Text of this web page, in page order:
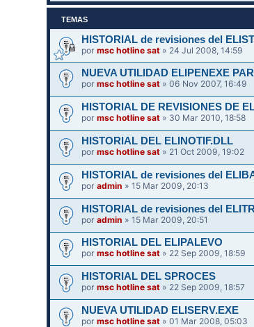
TEMAS
HISTORIAL de revisiones del
pormsc hotline sat » 24 Jul 2008, 14:59
NUEVA UTILIDAD ELIPENEXE
pormsc hotline sat » 06 Nov 2007, 16:49
HISTORIAL DE REVISIONES DE
pormsc hotline sat » 30 Mar 2010, 18:58
HISTORIAL DEL ELINOTIF.DLL
pormsc hotline sat » 21 Oct 2009, 19:02
HISTORIAL de revisiones del
poradmin » 15 Mar 2009, 20:13
HISTORIAL de revisiones del
poradmin » 15 Mar 2009, 20:51
HISTORIAL DEL ELIPALEVO
pormsc hotline sat » 22 Sep 2009, 18:59
HISTORIAL DEL SPROCES
pormsc hotline sat » 22 Sep 2009, 18:57
NUEVA UTILIDAD ELISERV.EXE
pormsc hotline sat » 01 Mar 2008, 05:03